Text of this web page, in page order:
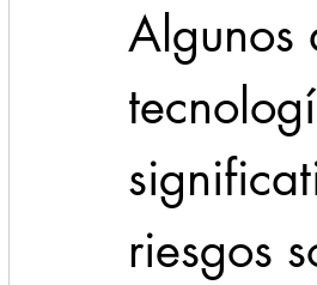
Algunos
riesgos